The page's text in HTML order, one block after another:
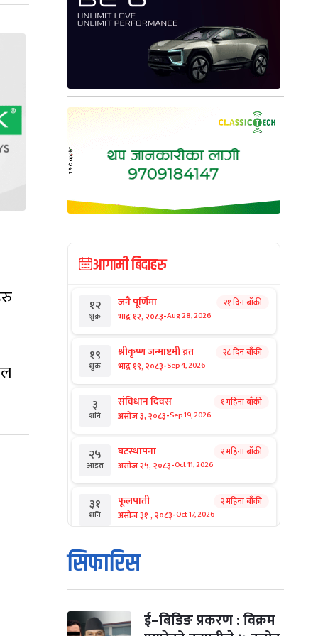
आगामी बिदाहरु
१२
शुक्र
जनै पूर्णिमा
भाद्र १२, २०८३-Aug 28, 2026
२१ दिन बाँकी
१९
शुक्र
श्रीकृष्ण जन्माष्टमी व्रत
भाद्र १९, २०८३-Sep 4, 2026
२८ दिन बाँकी
३
शनि
संविधान दिवस
असोज ३, २०८३-Sep 19, 2026
१ महिना बाँकी
२५
आइत
घटस्थापना
असोज २५, २०८३-Oct 11, 2026
२ महिना बाँकी
३१
शनि
फूलपाती
असोज ३१ , २०८३-Oct 17, 2026
२ महिना बाँकी
१
आइत
कार्तिक सङ्क्रान्ति
कार्तिक १, २०८३
मंगल कार्तिक ३, २०८३-Oct 20, 2026
सिफारिस
ई–बिडिङ प्रकरण : विक्रम